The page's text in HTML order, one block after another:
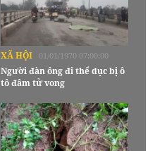
XÃ HỘI 01/01/1970 07:00:00
Người đàn ông đi thể dục bị ô
tô đâm tử vong